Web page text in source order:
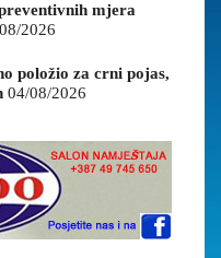
mjera
2026
položio za crni pojas,
04/08/2026